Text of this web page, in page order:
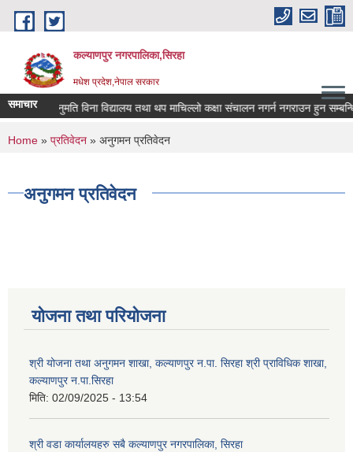
Skip to main content
कल्याणपुर नगरपालिका,सिरहा
मधेश प्रदेश,नेपाल सरकार
समाचारअनुमति विना विद्यालय तथा थप माचिल्लो कक्षा संचालन नगर्न नगराउन हुन सम्बन्धि
You are here
Home » प्रतिवेदन » अनुगमन प्रतिवेदन
अनुगमन प्रतिवेदन
योजना तथा परियोजना
श्री योजना तथा अनुगमन शाखा, कल्याणपुर न.पा. सिरहा श्री प्राविधिक शाखा,
कल्याणपुर न.पा.सिरहा
मिति: 02/09/2025 - 13:54
श्री वडा कार्यालयहरु सबै कल्याणपुर नगरपालिका, सिरहा